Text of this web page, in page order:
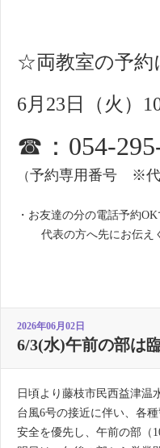
☆両教室の予
6月23日（火）
☎：054-
（予約専用番号 ※代
・お友達の分の電話予約
代表の方へ先にお伝え
2026年06月02日
6/3(水)午前の部は
日頃より藤枝市民西益津温
台風6号の接近に伴い、各
安全を優先し、午前の部（